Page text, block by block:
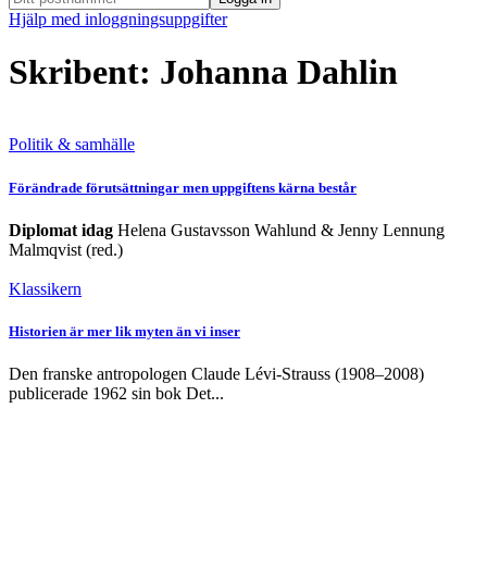
Hjälp med inloggningsuppgifter
Skribent: Johanna Dahlin
Politik & samhälle
Förändrade förutsättningar men uppgiftens kärna består
Diplomat idag Helena Gustavsson Wahlund & Jenny Lennung
Malmqvist (red.)
Klassikern
Historien är mer lik myten än vi inser
Den franske antropologen Claude Lévi-Strauss (1908–2008)
publicerade 1962 sin bok Det...